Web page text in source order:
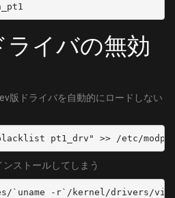
ライバの無効
版ドライバを自動的にロードしない
pt1_drv" >> /etc/
ストールしてしまう
`uname -r`/kernel/drivers/